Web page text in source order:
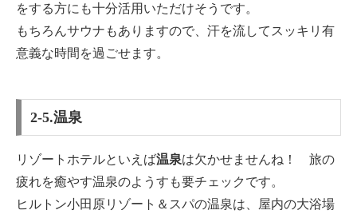
をする方にも十分活用いただけそうです。
もちろんサウナもありますので、汗を流してスッキリ有
意義な時間を過ごせます。
2-5.温泉
リゾートホテルといえば温泉は欠かせませんね！ 旅の
疲れを癒やす温泉のようすも要チェックです。
ヒルトン小田原リゾート＆スパの温泉は、屋内の大浴場